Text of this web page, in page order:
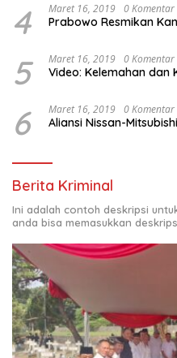
4 Maret 16, 2019 0 Komentar
Prabowo Resmikan
5 Maret 16, 2019 0 Komentar
Video: Kelemahan dan
6 Maret 16, 2019 0 Komentar
Aliansi Nissan-
Berita Kriminal
Ini adalah contoh deskripsi
anda bisa memasukkan